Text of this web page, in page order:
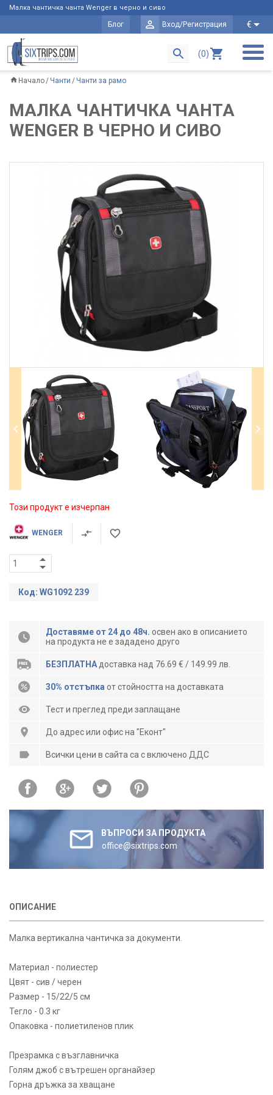
Малка чантичка чанта Wenger в черно и сиво
Блог Вход/Регистрация €
(0)
Начало Чанти Чанти за рамо
МАЛКА ЧАНТИЧКА ЧАНТА
WENGER В ЧЕРНО И СИВО
Този продукт е изчерпан
WENGER
Код: WG1092 239
Доставяме от 24 до 48ч. освен ако в описанието
на продукта не е зададено друго
БЕЗПЛАТНА доставка над 76.69 € / 149.99 лв.
30% отстъпка от стойността на доставката
Тест и преглед преди заплащане
До адрес или офис на "Еконт"
Всички цени в сайта са с включено ДДС
ВЪПРОСИ ЗА ПРОДУКТА
office@sixtrips.com
ОПИСАНИЕ
Малка вертикална чантичка за документи.
Материал - полиестер
Цвят - сив / черен
Размер - 15/22/5 см
Тегло - 0.3 кг
Опаковка - полиетиленов плик
Презрамка с възглавничка
Голям джоб с вътрешен органайзер
Горна дръжка за хващане